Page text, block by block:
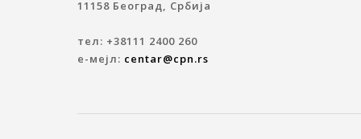
11158 Београд, Србија
тел: +38111 2400 260
е-мејл: centar@cpn.rs